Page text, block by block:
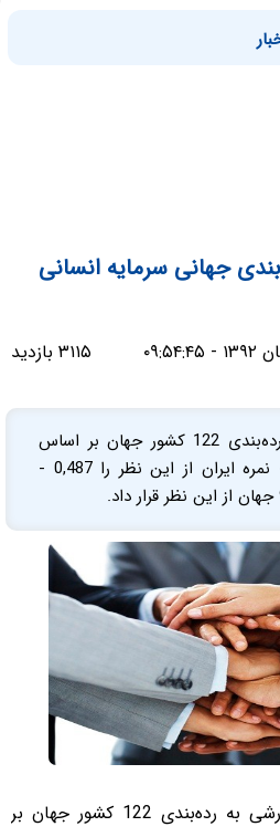
۳۱۱۵ بازدید
مجمع جهانی اقتصاد با رده‌بندی 122 کشور جهان بر اساس
«شاخص سرمایه انسانی» نمره ایران از این نظر را 0,487 -
مجمع جهانی اقتصاد در گزارشی به رده‌بندی 122 کشور جهان بر